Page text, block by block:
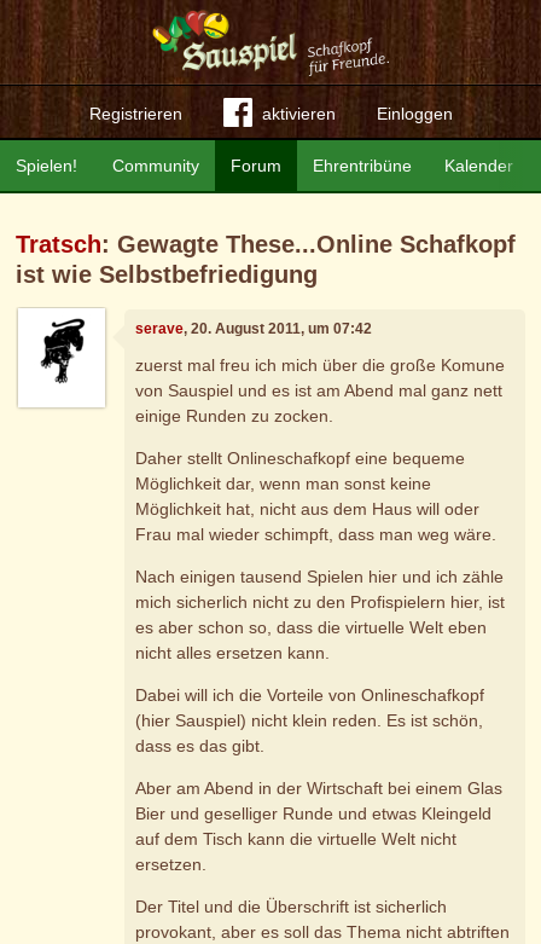
Registrieren aktivieren Einloggen
Community Forum Ehrentribüne Kalender
Spielen!
Tratsch: Gewagte These...Online Schafkopf
ist wie Selbstbefriedigung
serave, 20. August 2011, um 07:42
zuerst mal freu ich mich über die große Komune
von Sauspiel und es ist am Abend mal ganz nett
einige Runden zu zocken.
Daher stellt Onlineschafkopf eine bequeme
Möglichkeit dar, wenn man sonst keine
Möglichkeit hat, nicht aus dem Haus will oder
Frau mal wieder schimpft, dass man weg wäre.
Nach einigen tausend Spielen hier und ich zähle
mich sicherlich nicht zu den Profispielern hier, ist
es aber schon so, dass die virtuelle Welt eben
nicht alles ersetzen kann.
Dabei will ich die Vorteile von Onlineschafkopf
(hier Sauspiel) nicht klein reden. Es ist schön,
dass es das gibt.
Aber am Abend in der Wirtschaft bei einem Glas
Bier und geselliger Runde und etwas Kleingeld
auf dem Tisch kann die virtuelle Welt nicht
ersetzen.
Der Titel und die Überschrift ist sicherlich
provokant, aber es soll das Thema nicht abtriften